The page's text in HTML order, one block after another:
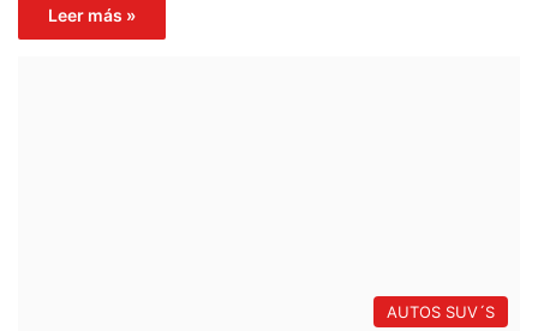
Leer más »
AUTOS SUV´S